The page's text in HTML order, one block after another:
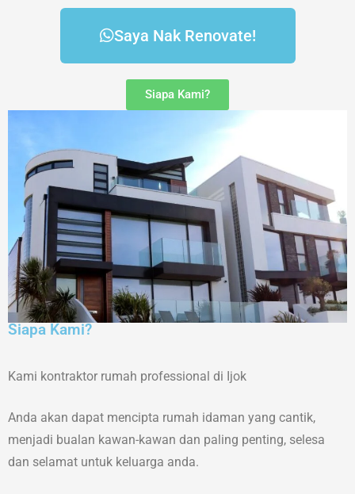
Saya Nak Renovate!
Siapa Kami?
Siapa Kami?
Kami kontraktor rumah professional di Ijok
Anda akan dapat mencipta rumah idaman yang cantik,
menjadi bualan kawan-kawan dan paling penting, selesa
dan selamat untuk keluarga anda.